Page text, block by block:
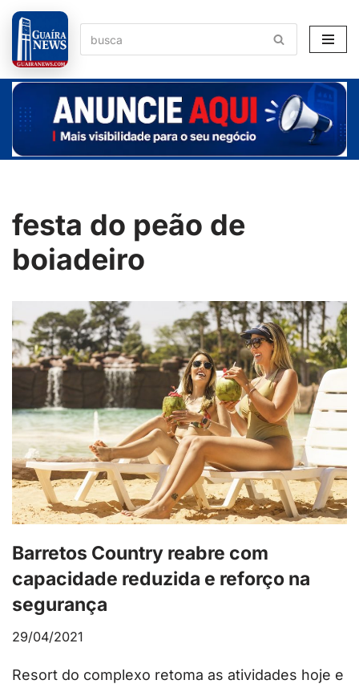
Pular
para
o
conteúdo
festa do peão de
boiadeiro
Barretos Country reabre com
capacidade reduzida e reforço na
segurança
29/04/2021
Resort do complexo retoma as atividades hoje e